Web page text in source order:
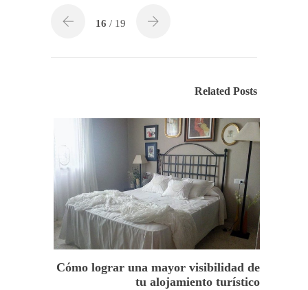
16 / 19
Related Posts
Cómo lograr una mayor visibilidad de
tu alojamiento turístico